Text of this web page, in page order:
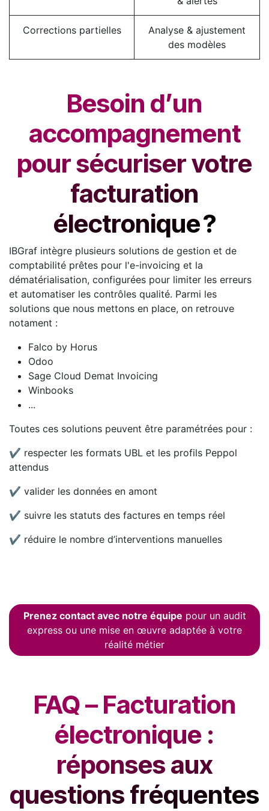
Corrections partielles
Analyse & ajustement
des modèles
Besoin d’un
accompagnement
pour sécuriser votre
facturation
électronique ?
IBGraf intègre plusieurs solutions de gestion et de
comptabilité prêtes pour l'e-invoicing et la
dématérialisation, configurées pour limiter les erreurs
et automatiser les contrôles qualité. Parmi les
solutions que nous mettons en place, on retrouve
notament :
Falco by Horus
Odoo
Sage Cloud Demat Invoicing
Winbooks
...
Toutes ces solutions peuvent être paramétrées pour :
✔ respecter les formats UBL et les profils Peppol
attendus
✔ valider les données en amont
✔ suivre les statuts des factures en temps réel
✔ réduire le nombre d’interventions manuelles
Prenez contact avec notre équipe pour un audit
express ou une mise en œuvre adaptée à votre
réalité métier
FAQ – Facturation
électronique :
réponses aux
questions fréquentes